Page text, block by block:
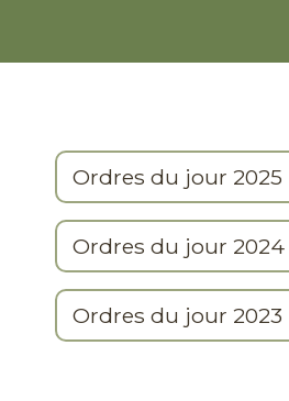
Ordres du jour 2025
Ordres du jour 2024
Ordres du jour 2023